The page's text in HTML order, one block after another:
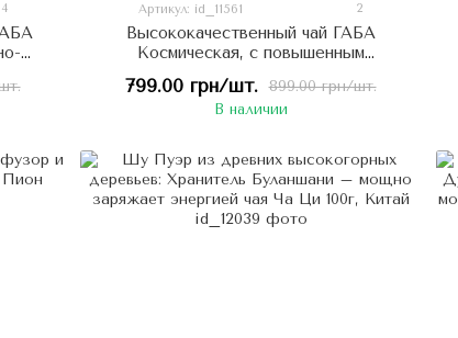
4 Артикул: id_11561 2
Высококачественный чай ГАБА
Космическая, с повышенным
фруктов и альпийского разнотравья
100г, Китай
899.00 грн/шт.
799.00 грн/шт.
В наличии